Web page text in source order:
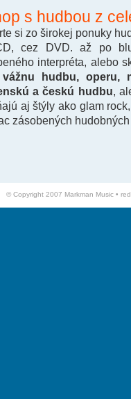
s hudbou z
si zo širokej ponuky
cez DVD. až po
interpréta, alebo
vážnu hudbu, operu,
a českú hudbu ,
aj štýly ako glam
zásobených
© Copyright 2007 Markman Music •